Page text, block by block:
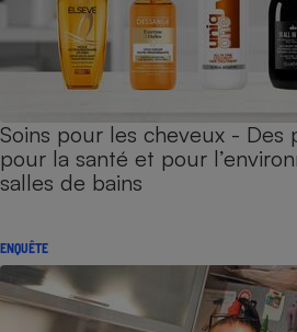
Soins pour les cheveux - Des
pour la santé et pour
salles de bains
ENQUÊTE